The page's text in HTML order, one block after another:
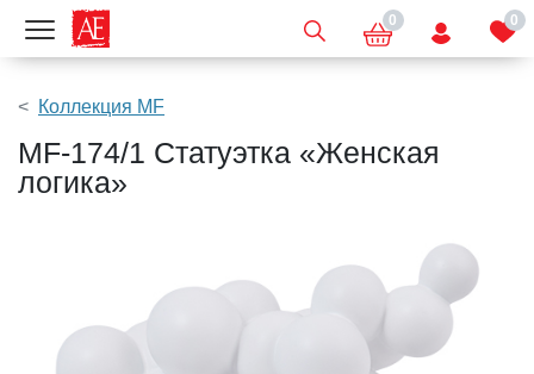
Показать меню 0 0
Коллекция MF
MF-174/1 Статуэтка «Женская
логика»